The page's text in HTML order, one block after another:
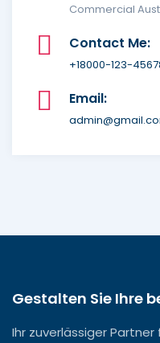
Commercial
Contact Me:
+18000-123-
Email:
Gestalten Sie Ihre
Ihr zuverlässiger